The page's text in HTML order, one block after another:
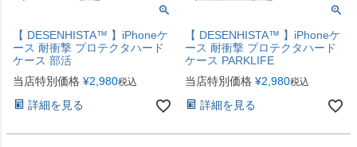
【 DESENHISTA™ 】iPhoneケ
ース 耐衝撃 プロテクタハード
ケース 部活
当店特別価格 ¥2,980税込
詳細を見る
【 DESENHISTA™ 】iPhoneケ
ース 耐衝撃 プロテクタハード
ケース PARKLIFE
当店特別価格 ¥2,980税込
詳細を見る